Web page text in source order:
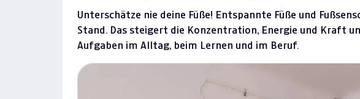
Unterschätze nie deine Füße! Entspannte Füße und
Stand. Das steigert die Konzentration, Energie und Kraft
Aufgaben im Alltag, beim Lernen und im Beruf.